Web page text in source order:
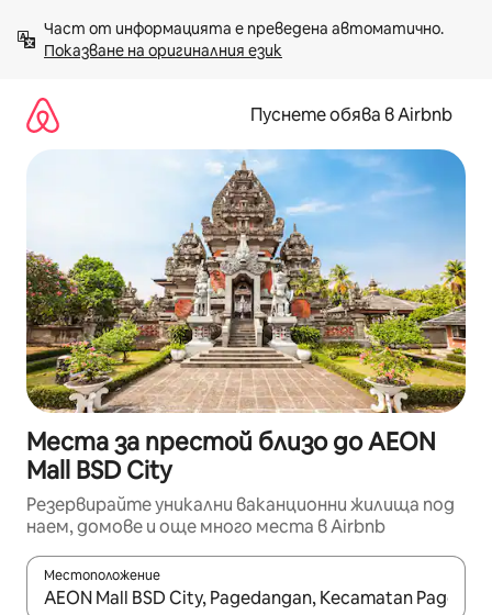
към
съдържанието
Показване на оригиналния език
Пуснете обява в Airbnb
Места за престой близо до AEON
Mall BSD City
Резервирайте уникални ваканционни жилища под
наем, домове и още много места в Airbnb
Местоположение
Когато резултатите се покажат, използвайте